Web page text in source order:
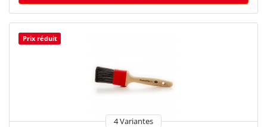
Prix réduit
4 Variantes